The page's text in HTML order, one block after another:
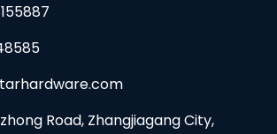
Road, Zhangjiagang City,